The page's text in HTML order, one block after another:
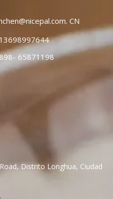
CN
65871198
Distrito Longhua, Ciudad